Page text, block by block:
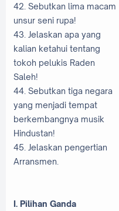
42. Sebutkan lima macam
unsur seni rupa!
43. Jelaskan apa yang
kalian ketahui tentang
tokoh pelukis Raden
Saleh!
44. Sebutkan tiga negara
yang menjadi tempat
berkembangnya musik
Hindustan!
45. Jelaskan pengertian
Arransmen.
I. Pilihan Ganda